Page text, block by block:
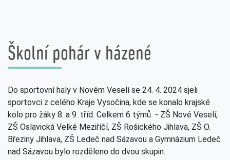
Školní pohár v házené
Do sportovní haly v Novém Veselí se 24. 4. 2024 sjeli
sportovci z celého Kraje Vysočina, kde se konalo krajské
kolo pro žáky 8. a 9. tříd. Celkem 6 týmů - ZŠ Nové Veselí,
ZŠ Oslavická Velké Meziříčí, ZŠ Rošického Jihlava, ZŠ O.
Březiny Jihlava, ZŠ Ledeč nad Sázavou a Gymnázium Ledeč
nad Sázavou bylo rozděleno do dvou skupin.